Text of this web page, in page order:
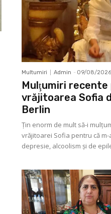
Multumiri Admin - 09/08/2026
Mulţumiri
vrăjitoarea Sofia
Berlin
Ţin enorm de mult să-i
vrăjitoarei Sofia pentru că
depresie, alcoolism şi de